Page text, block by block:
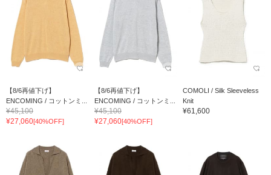
【8/6再値下げ】
ENCOMING / コットンミ...
¥45,100
¥27,060[40%OFF]
【8/6再値下げ】
ENCOMING / コットンミ...
¥45,100
¥27,060[40%OFF]
COMOLI / Silk Sleeveless
Knit
¥61,600